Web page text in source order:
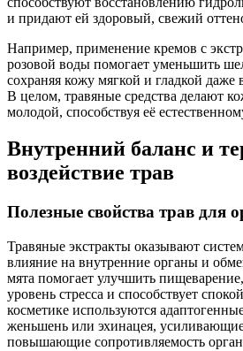
и придают ей здоровый, свежий
Например, применение кремов с
розовой воды помогает уменьшить
сохраняя кожу мягкой и гладкой даже
В целом, травяные средства делают
молодой, способствуя её
Внутренний баланс и
воздействие трав
Полезные свойства трав для
Травяные экстракты оказывают
влияние на внутренние органы и
мята помогает улучшить
уровень стресса и способствует
косметике используются
женьшень или эхинацея,
повышающие сопротивляемость